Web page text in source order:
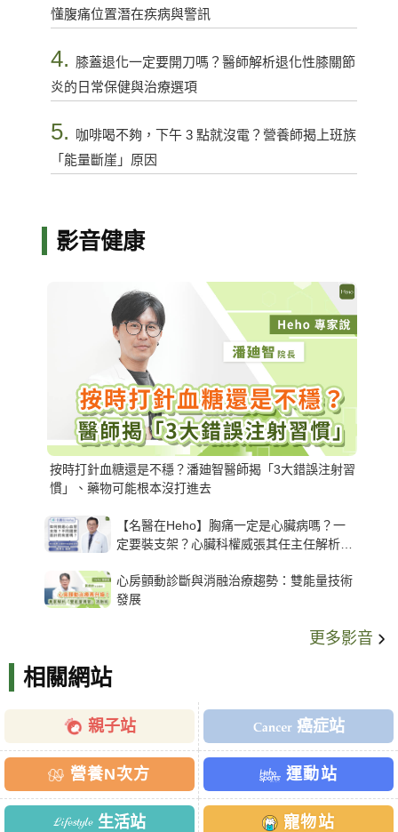
懂腹痛位置潛在疾病與警訊
4. 膝蓋退化一定要開刀嗎？醫師解析退化性膝關節
炎的日常保健與治療選項
5.
咖啡喝不夠，下午 3 點就沒電？營養師揭上班族
「能量斷崖」原因
影音健康
按時打針血糖還是不穩？潘廸智醫師揭「3大錯誤注射習
慣」、藥物可能根本沒打進去
【名醫在Heho】胸痛一定是心臟病嗎？一
定要裝支架？心臟科權威張其任主任解析支
心房顫動診斷與消融治療趨勢：雙能量技術
發展
更多影音
相關網站
親子站 癌症站
營養N次方 運動站
生活站 寵物站